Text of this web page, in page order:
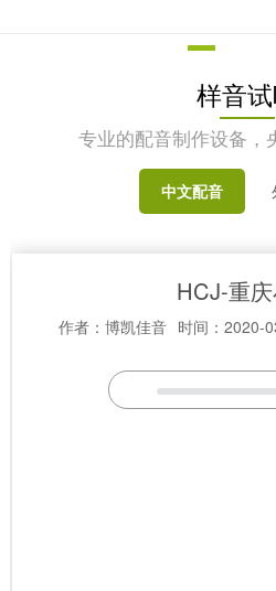
样音
专业的配音制作设备，
中文配音
HCJ-重
作者：博凯佳音 时间：2020-